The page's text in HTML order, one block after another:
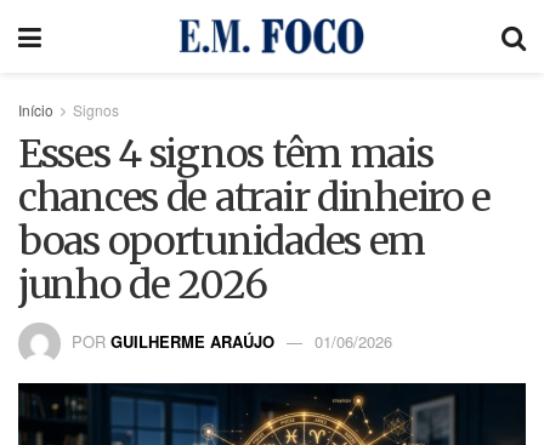
Início Signos
Esses 4 signos têm mais
chances de atrair dinheiro e
boas oportunidades em
junho de 2026
POR GUILHERME ARAÚJO 01/06/2026